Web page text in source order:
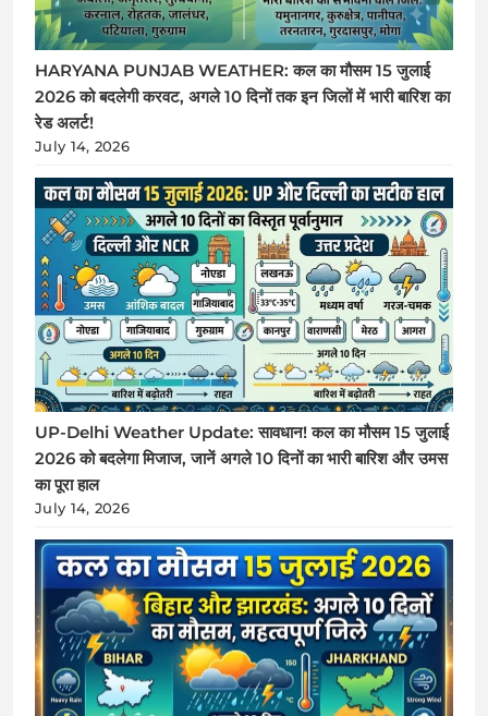
HARYANA PUNJAB WEATHER: कल का मौसम 15 जुलाई
2026 को बदलेगी करवट, अगले 10 दिनों तक इन जिलों में भारी बारिश का
रेड अलर्ट!
July 14, 2026
UP-Delhi Weather Update: सावधान! कल का मौसम 15 जुलाई
2026 को बदलेगा मिजाज, जानें अगले 10 दिनों का भारी बारिश और उमस
का पूरा हाल
July 14, 2026